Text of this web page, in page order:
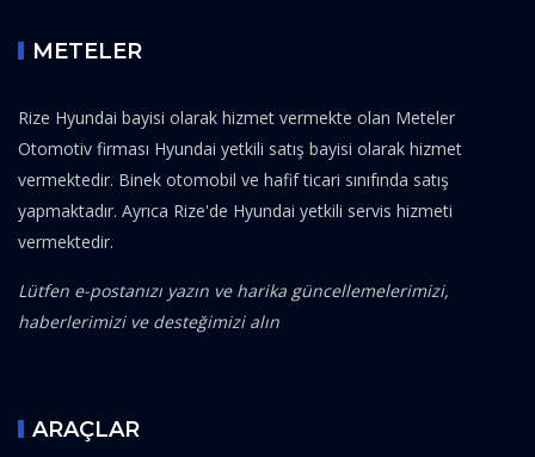
METELER
Rize Hyundai bayisi olarak hizmet vermekte olan Meteler
Otomotiv firması Hyundai yetkili satış bayisi olarak hizmet
vermektedir. Binek otomobil ve hafif ticari sınıfında satış
yapmaktadır. Ayrıca Rize'de Hyundai yetkili servis hizmeti
vermektedir.
Lütfen e-postanızı yazın ve harika güncellemelerimizi,
haberlerimizi ve desteğimizi alın
ARAÇLAR